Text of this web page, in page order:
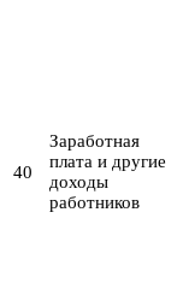
40
Заработная
плата и другие
доходы
работников